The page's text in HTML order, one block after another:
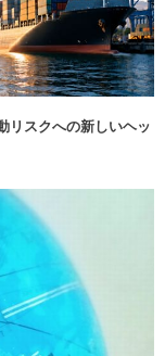
リスクへの新しいヘッ